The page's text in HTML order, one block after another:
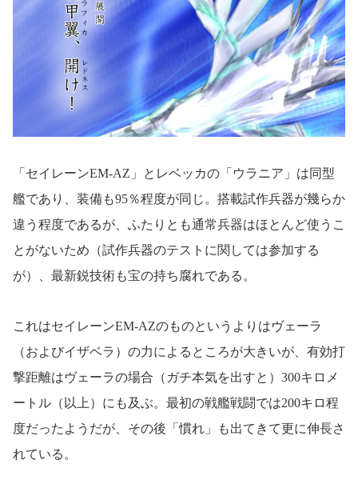
「セイレーンEM-AZ」とレベッカの「ウラニア」は同型
艦であり、装備も95％程度が同じ。搭載試作兵器が幾らか
違う程度であるが、ふたりとも通常兵器はほとんど使うこ
とがないため（試作兵器のテストに関しては参加する
が）、最新鋭技術も宝の持ち腐れである。
これはセイレーンEM-AZのものというよりはヴェーラ
（およびイザベラ）の力によるところが大きいが、有効打
撃距離はヴェーラの場合（ガチ本気を出すと）300キロメ
ートル（以上）にも及ぶ。最初の戦艦戦闘では200キロ程
度だったようだが、その後「慣れ」も出てきて更に伸長さ
れている。